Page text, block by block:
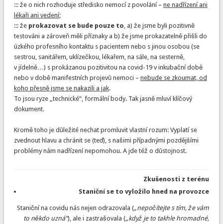
::: že o nich rozhoduje středisko nemocí z povolání – ne nadřízení ani
lékaři ani vedení;
::: že prokazovat se bude pouze to , a) že jsme byli pozitivně
testováni a zároveň měli příznaky a b) že jsme prokazatelně přišli do
úzkého profesního kontaktu s pacientem nebo s jinou osobou (se
sestrou, sanitářem, uklízečkou, lékařem, na sále, na sesterně,
v jídelně…) s prokázanou pozitivitou na covid-19 v inkubační době
nebo v době manifestních projevů nemoci – nebude se zkoumat, od
koho přesně jsme se nakazili a jak.
To jsou ryze „technické“, formální body. Tak jasně mluví klíčový
dokument.
Kromě toho je důležité nechat promluvit vlastní rozum: Vyplatí se
zvednout hlavu a chránit se (teď), s našimi případnými pozdějšími
problémy nám nadřízení nepomohou. A jde též o důstojnost.
Zkušenosti z terénu
Staniční se to vyložilo hned na provozce
Staniční na covidu nás nejen odrazovala („nepočítejte s tím, že vám
to někdo uzná“), ale i zastrašovala („když je to takhle hromadné,